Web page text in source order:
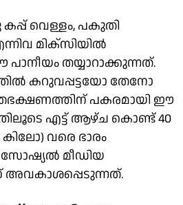
വെള്ളം, പകുതി
മിക്സിയില്‍
തയ്യാറാക്കുന്നത്.
കറുവപ്പട്ടയോ തേനോ
പകരമായി ഈ
എട്ട് ആഴ്ച കൊണ്ട് 40
വരെ ഭാരം
മീഡിയ